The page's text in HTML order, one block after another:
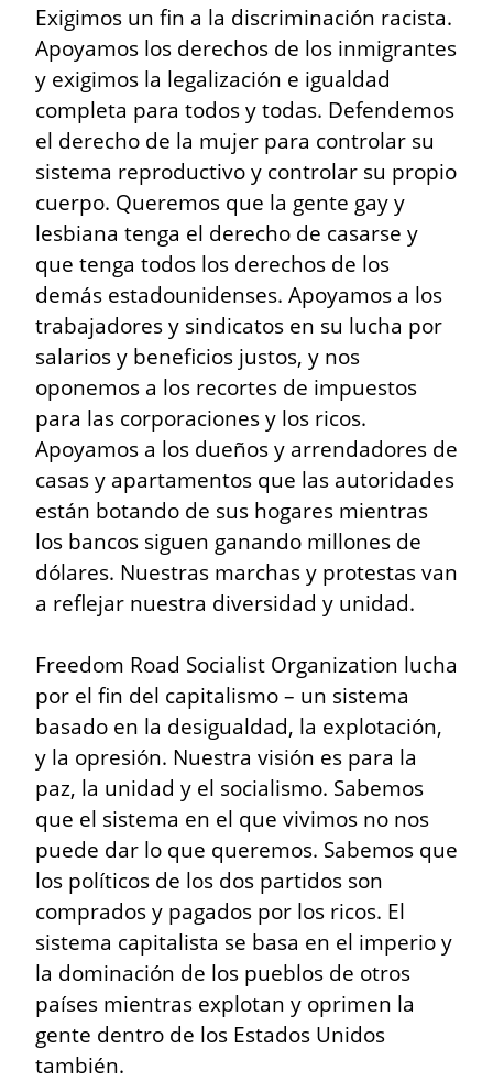
Exigimos un fin a la discriminación racista.
Apoyamos los derechos de los inmigrantes
y exigimos la legalización e igualdad
completa para todos y todas. Defendemos
el derecho de la mujer para controlar su
sistema reproductivo y controlar su propio
cuerpo. Queremos que la gente gay y
lesbiana tenga el derecho de casarse y
que tenga todos los derechos de los
demás estadounidenses. Apoyamos a los
trabajadores y sindicatos en su lucha por
salarios y beneficios justos, y nos
oponemos a los recortes de impuestos
para las corporaciones y los ricos.
Apoyamos a los dueños y arrendadores de
casas y apartamentos que las autoridades
están botando de sus hogares mientras
los bancos siguen ganando millones de
dólares. Nuestras marchas y protestas van
a reflejar nuestra diversidad y unidad.
Freedom Road Socialist Organization lucha
por el fin del capitalismo – un sistema
basado en la desigualdad, la explotación,
y la opresión. Nuestra visión es para la
paz, la unidad y el socialismo. Sabemos
que el sistema en el que vivimos no nos
puede dar lo que queremos. Sabemos que
los políticos de los dos partidos son
comprados y pagados por los ricos. El
sistema capitalista se basa en el imperio y
la dominación de los pueblos de otros
países mientras explotan y oprimen la
gente dentro de los Estados Unidos
también.